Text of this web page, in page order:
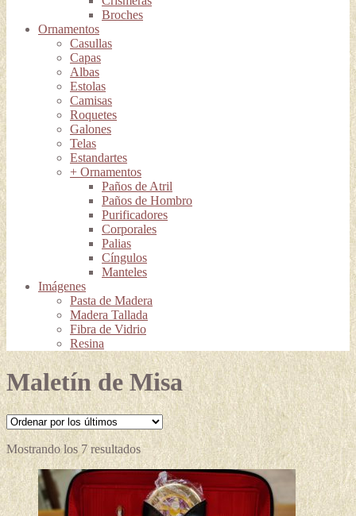
Broches
Ornamentos
Casullas
Capas
Albas
Estolas
Camisas
Roquetes
Galones
Telas
Estandartes
+ Ornamentos
Paños de Atril
Paños de Hombro
Purificadores
Corporales
Palias
Cíngulos
Manteles
Imágenes
Pasta de Madera
Madera Tallada
Fibra de Vidrio
Resina
Maletín de Misa
Mostrando los 7 resultadosOrdenado
por
los
últimos